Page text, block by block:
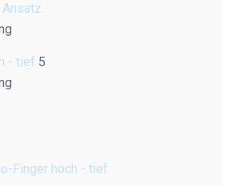
- tief 5
Finger hoch - tief